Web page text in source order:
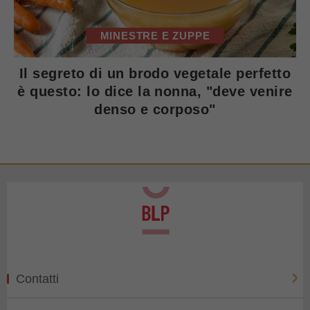
MINESTRE E ZUPPE
Il segreto di un brodo vegetale perfetto
è questo: lo dice la nonna, "deve venire
denso e corposo"
Contatti